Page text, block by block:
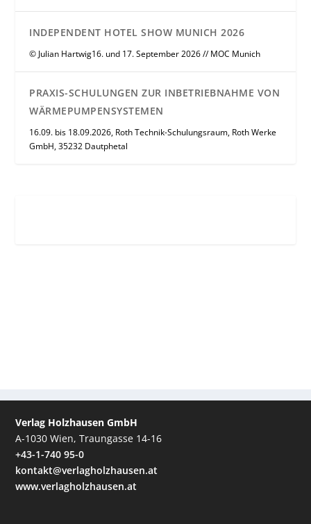
INDEPENDENT HOTEL SHOW MUNICH 2026
© Julian Hartwig16. und 17. September 2026 // MOC Munich
PRAXIS-SCHULUNGEN ZUR INBETRIEBNAHME VON
WÄRMEPUMPENSYSTEMEN
16.09. bis 18.09.2026, Roth Technik-Schulungsraum, Roth Werke
GmbH, 35232 Dautphetal
Verlag Holzhausen GmbH
A-1030 Wien, Traungasse 14-16
+43-1-740 95-0
kontakt@verlagholzhausen.at
www.verlagholzhausen.at